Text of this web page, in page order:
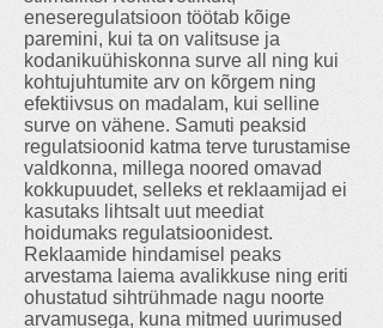
eneseregulatsioon töötab kõige
paremini, kui ta on valitsuse ja
kodanikuühiskonna surve all ning kui
kohtujuhtumite arv on kõrgem ning
efektiivsus on madalam, kui selline
surve on vähene. Samuti peaksid
regulatsioonid katma terve turustamise
valdkonna, millega noored omavad
kokkupuudet, selleks et reklaamijad ei
kasutaks lihtsalt uut meediat
hoidumaks regulatsioonidest.
Reklaamide hindamisel peaks
arvestama laiema avalikkuse ning eriti
ohustatud sihtrühmade nagu noorte
arvamusega, kuna mitmed uurimused